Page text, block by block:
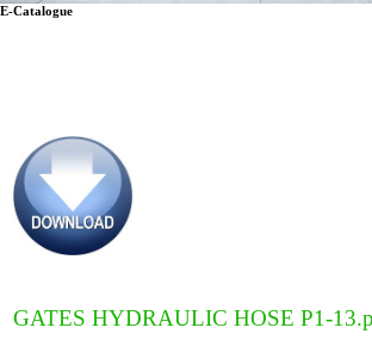
E-Catalogue
GATES HYDRAULIC HOSE P1-